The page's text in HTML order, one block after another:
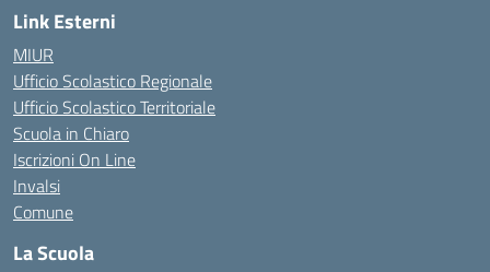
Link Esterni
MIUR
Ufficio Scolastico Regionale
Ufficio Scolastico Territoriale
Scuola in Chiaro
Iscrizioni On Line
Invalsi
Comune
La Scuola